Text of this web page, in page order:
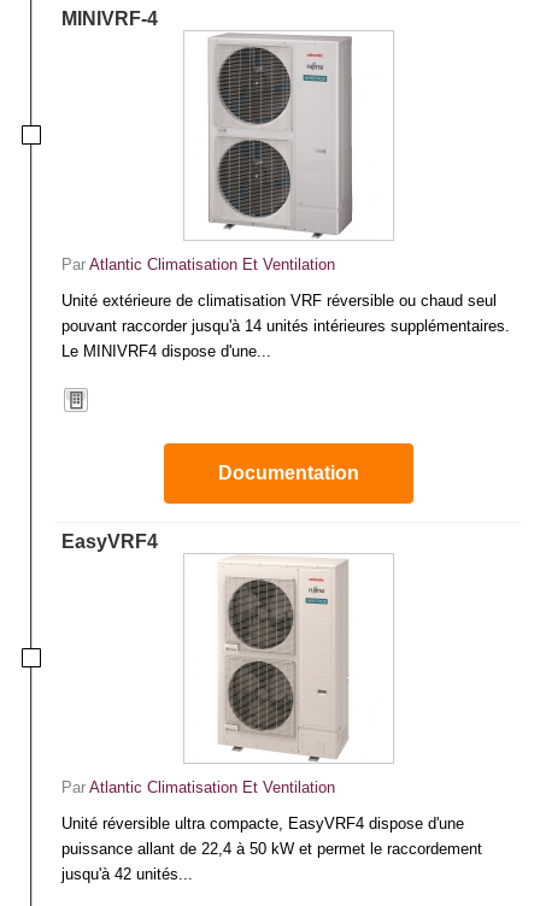
MINIVRF-4
Par Atlantic Climatisation Et Ventilation
Unité extérieure de climatisation VRF réversible ou chaud seul
pouvant raccorder jusqu'à 14 unités intérieures supplémentaires.
Le MINIVRF4 dispose d'une...
Documentation
EasyVRF4
Par Atlantic Climatisation Et Ventilation
Unité réversible ultra compacte, EasyVRF4 dispose d'une
puissance allant de 22,4 à 50 kW et permet le raccordement
jusqu'à 42 unités...